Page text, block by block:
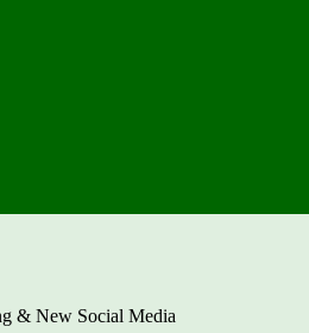
& New Social Media